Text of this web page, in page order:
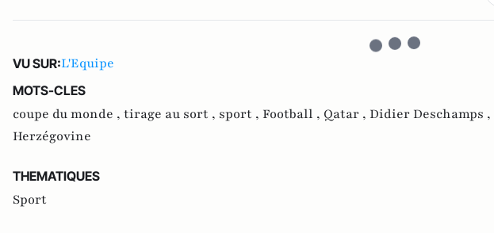
VU SUR:L'Equipe
MOTS-CLES
coupe du monde , tirage au sort , sport , Football , Qatar , Didier Deschamps ,
Herzégovine
THEMATIQUES
Sport